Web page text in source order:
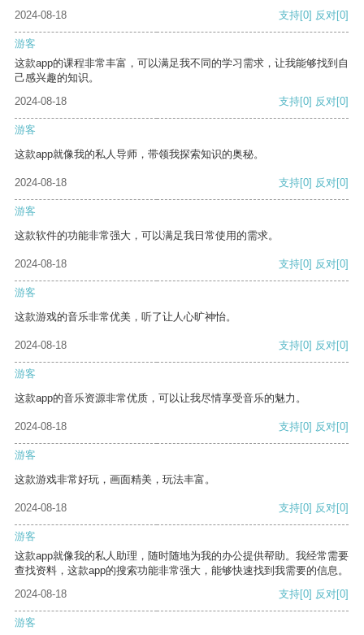
2024-08-18 支持[0] 反对[0]
游客
这款app的课程非常丰富，可以满足我不同的学习需求，让我能够找到自
己感兴趣的知识。
2024-08-18
支持[0] 反对[0]
游客
这款app就像我的私人导师，带领我探索知识的奥秘。
2024-08-18 支持[0] 反对[0]
游客
这款软件的功能非常强大，可以满足我日常使用的需求。
2024-08-18 支持[0] 反对[0]
游客
这款游戏的音乐非常优美，听了让人心旷神怡。
2024-08-18 支持[0] 反对[0]
游客
这款app的音乐资源非常优质，可以让我尽情享受音乐的魅力。
2024-08-18 支持[0] 反对[0]
游客
这款游戏非常好玩，画面精美，玩法丰富。
2024-08-18 支持[0] 反对[0]
游客
这款app就像我的私人助理，随时随地为我的办公提供帮助。我经常需要
查找资料，这款app的搜索功能非常强大，能够快速找到我需要的信息。
2024-08-18
支持[0] 反对[0]
游客